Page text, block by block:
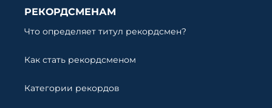
РЕКОРДСМЕНАМ
Что определяет титул рекордсмен?
Как стать рекордсменом
Категории рекордов